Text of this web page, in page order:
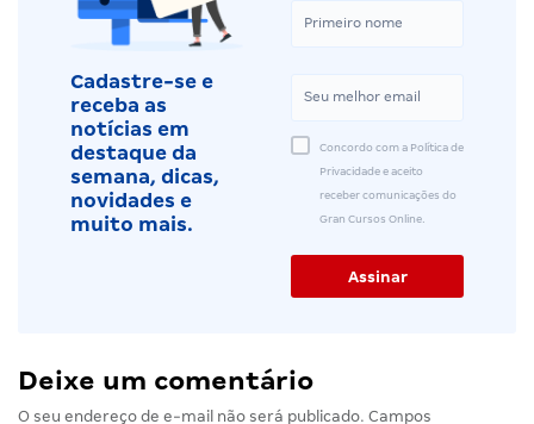
Cadastre-se e
receba as
notícias em
destaque da
semana, dicas,
novidades e
muito mais.
Concordo com a Política de
Privacidade e aceito
receber comunicações do
Gran Cursos Online.
Deixe um comentário
O seu endereço de e-mail não será publicado. Campos